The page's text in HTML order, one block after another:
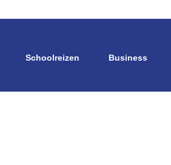
Schoolreizen
Business